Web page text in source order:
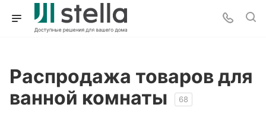
Распродажа товаров для
ванной комнаты
68